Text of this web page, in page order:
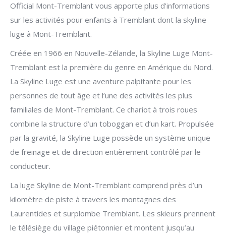
Official Mont-Tremblant vous apporte plus d’informations
sur les activités pour enfants à Tremblant dont la skyline
luge à Mont-Tremblant.
Créée en 1966 en Nouvelle-Zélande, la Skyline Luge Mont-
Tremblant est la première du genre en Amérique du Nord.
La Skyline Luge est une aventure palpitante pour les
personnes de tout âge et l’une des activités les plus
familiales de Mont-Tremblant. Ce chariot à trois roues
combine la structure d’un toboggan et d’un kart. Propulsée
par la gravité, la Skyline Luge possède un système unique
de freinage et de direction entièrement contrôlé par le
conducteur.
La luge Skyline de Mont-Tremblant comprend près d’un
kilomètre de piste à travers les montagnes des
Laurentides et surplombe Tremblant. Les skieurs prennent
le télésiège du village piétonnier et montent jusqu’au